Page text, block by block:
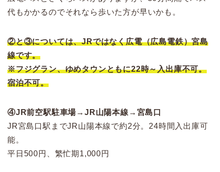
代もかかるのでそれなら歩いた方が早いかも。
②と③については、JRではなく広電（広島電鉄）宮島
線です。
※フジグラン、ゆめタウンともに22時～入出庫不可。
宿泊不可。
④JR前空駅駐車場→JR山陽本線→宮島口
JR宮島口駅までJR山陽本線で約2分。24時間入出庫可
能。
平日500円、繁忙期1,000円